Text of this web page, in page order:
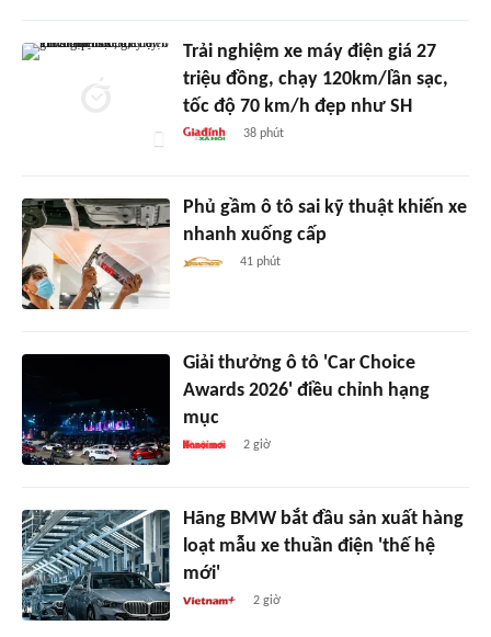
Trải nghiệm xe máy điện giá 27
triệu đồng, chạy 120km/lần sạc,
tốc độ 70 km/h đẹp như SH
38 phút
Phủ gầm ô tô sai kỹ thuật khiến xe
nhanh xuống cấp
41 phút
Giải thưởng ô tô 'Car Choice
Awards 2026' điều chỉnh hạng
mục
2 giờ
Hãng BMW bắt đầu sản xuất hàng
loạt mẫu xe thuần điện 'thế hệ
mới'
2 giờ